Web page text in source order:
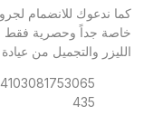
خاصة جداً وحصرية فقط
الليزر والتجميل من
435